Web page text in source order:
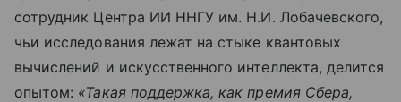
сотрудник Центра ИИ ННГУ им. Н.И. Лобачевского,
чьи исследования лежат на стыке квантовых
вычислений и искусственного интеллекта, делится
опытом: «Такая поддержка, как премия Сбера,